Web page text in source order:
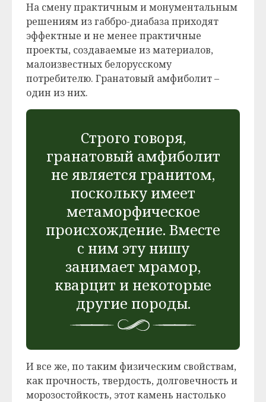
На смену практичным и монументальным
решениям из габбро-диабаза приходят
эффектные и не менее практичные
проекты, создаваемые из материалов,
малоизвестных белорусскому
потребителю. Гранатовый амфиболит –
один из них.
Строго говоря,
гранатовый амфиболит
не является гранитом,
поскольку имеет
метаморфическое
происхождение. Вместе
с ним эту нишу
занимает мрамор,
кварцит и некоторые
другие породы.
И все же, по таким физическим свойствам,
как прочность, твердость, долговечность и
морозостойкость, этот камень настолько